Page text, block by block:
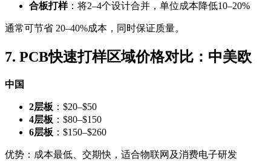
合板打样：将2–4个设计合并，单位成本降低10–20%
通常可节省 20–40%成本，同时保证质量。
7. PCB快速打样区域价格对比：中美欧
中国
2层板 ：$20–$50
4层板 ：$80–$150
6层板 ：$150–$260
优势：成本最低、交期快，适合物联网及消费电子研发